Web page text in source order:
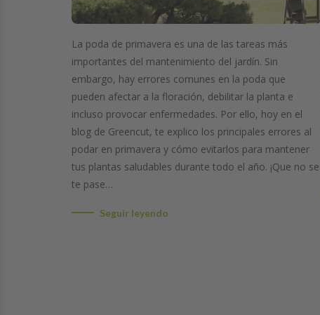
La poda de primavera es una de las tareas más
importantes del mantenimiento del jardín. Sin
embargo, hay errores comunes en la poda que
pueden afectar a la floración, debilitar la planta e
incluso provocar enfermedades. Por ello, hoy en el
blog de Greencut, te explico los principales errores al
podar en primavera y cómo evitarlos para mantener
tus plantas saludables durante todo el año. ¡Que no se
te pase…
Seguir leyendo